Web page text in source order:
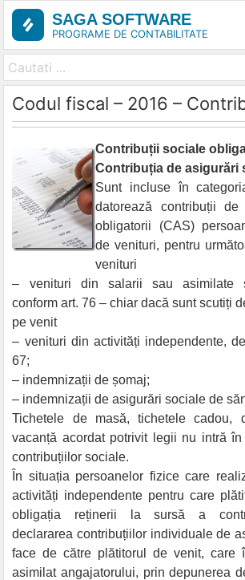
Skip
content
SAGA SOFTWARE
PROGRAME DE CONTABILITATE
Codul fiscal – 2016 –
Contribuții sociale
Contribuția de asigurări
Sunt incluse în
datorează contribuții
obligatorii (CAS)
de venituri, pentru
venituri
– venituri din salarii sau asimilate
conform art. 76 – chiar dacă sunt scutiți
pe venit
– venituri din activități independente,
67;
– indemnizații de șomaj;
– indemnizații de asigurări sociale de
Tichetele de masă, tichetele cadou,
vacanță acordat potrivit legii nu intră
contribuțiilor sociale.
În situația persoanelor fizice care
activități independente pentru care
obligația reținerii la sursă a
declararea contribuțiilor individuale de
face de către plătitorul de venit, care
asimilat angajatorului, prin depunerea